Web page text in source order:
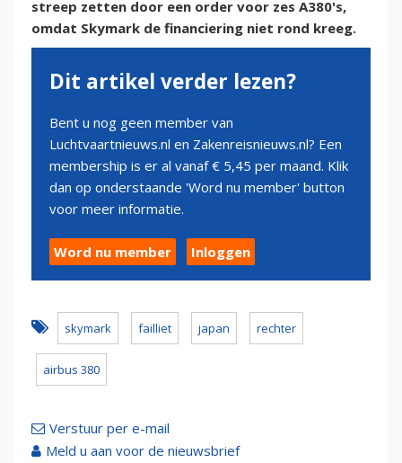
streep zetten door een order voor zes A380's,
omdat Skymark de financiering niet rond kreeg.
Dit artikel verder lezen?
Bent u nog geen member van
Luchtvaartnieuws.nl en Zakenreisnieuws.nl? Een
membership is er al vanaf € 5,45 per maand. Klik
dan op onderstaande 'Word nu member' button
voor meer informatie.
Word nu member Inloggen
skymark failliet japan rechter
airbus 380
Verstuur per e-mail
Meld u aan voor de nieuwsbrief